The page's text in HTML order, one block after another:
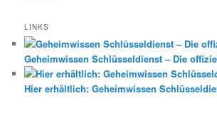
LINKS
Geheimwissen Schlüsseldienst – Die
Hier erhältlich: Geheimwissen